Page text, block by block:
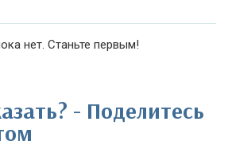
нет. Станьте первым!
- Поделитесь